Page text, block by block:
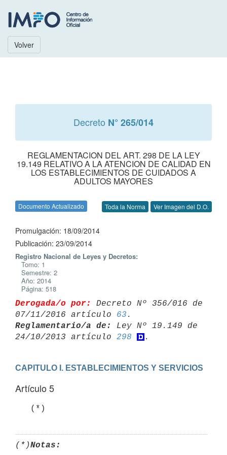
Volver
Decreto N° 265/014
REGLAMENTACION DEL ART. 298 DE LA LEY
19.149 RELATIVO A LA ATENCION DE CALIDAD EN
LOS ESTABLECIMIENTOS DE CUIDADOS A
ADULTOS MAYORES
Documento Actualizado Toda la Norma Ver Imagen del D.O.
Promulgación: 18/09/2014
Publicación: 23/09/2014
Registro Nacional de Leyes y Decretos:
Tomo: 1
Semestre: 2
Año: 2014
Página: 518
Derogada/o por:
Decreto Nº 356/016 de
07/11/2016 artículo 63
Reglamentario/a de:
Ley Nº 19.149 de
24/10/2013 artículo 298
CAPITULO I. ESTABLECIMIENTOS Y SERVICIOS
Artículo 5
   (*)
(*)Notas: